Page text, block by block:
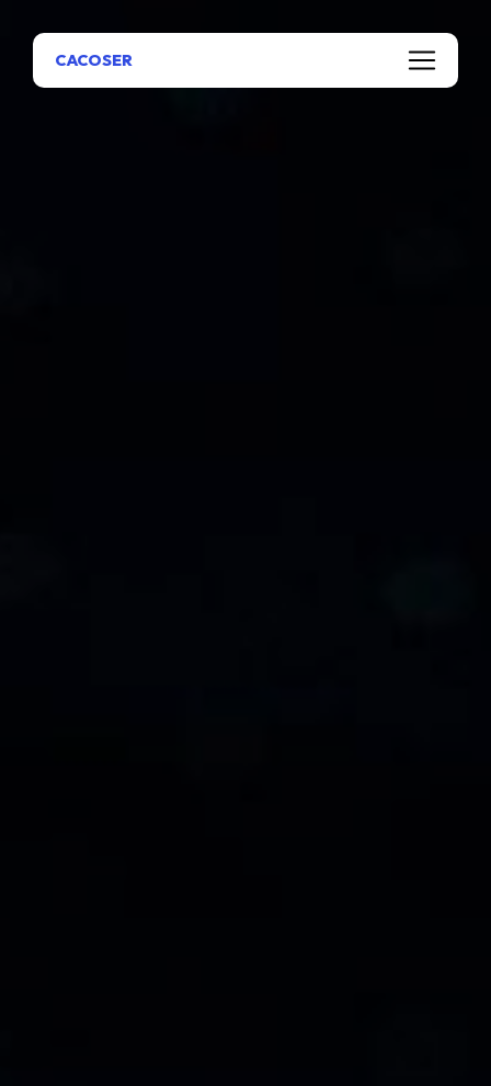
CACOSER